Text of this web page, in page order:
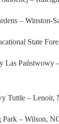
– Winston-
State
Las Państwowy
Tuttle – Lenoir,
– Wilson,